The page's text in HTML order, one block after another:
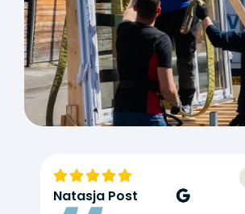
Natasja Post